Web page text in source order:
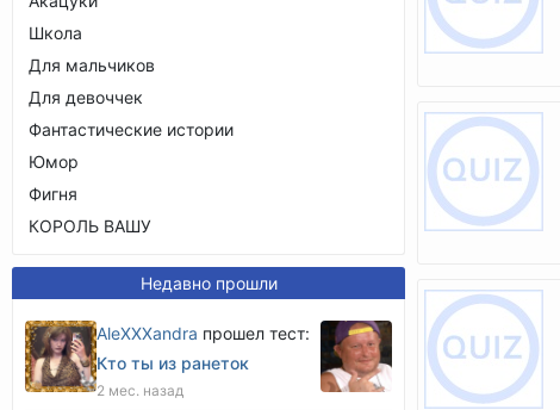
Школа
Для мальчиков
Для девоччек
Фантастические истории
Юмор
Фигня
КОРОЛЬ ВАШУ
Недавно прошли
AleXXXandra прошел тест:
Кто ты из ранеток
2 мес. назад